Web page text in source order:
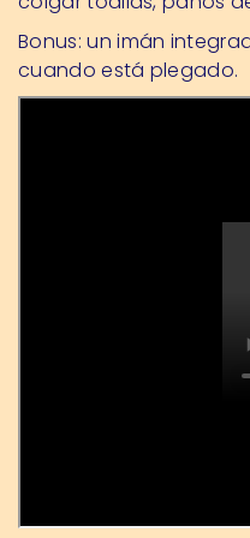
Bonus: un imán
cuando está plegado.